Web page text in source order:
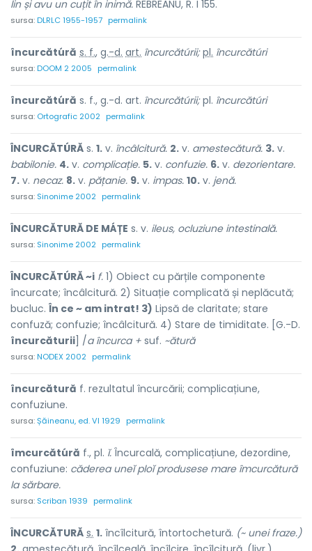
lin și avu un cuțit în inimă. REBREANU, R. I 155.
sursa:DLRLC 1955-1957 permalink
încurcătúră s. f., g.-d. art. încurcătúrii; pl. încurcătúri
sursa:DOOM 2 2005 permalink
încurcătúră s. f., g.-d. art. încurcătúrii;pl. încurcătúri
sursa: Ortografic 2002 permalink
ÎNCURCĂTÚRĂ s. 1. v. încâlcitură. 2. v. amestecătură. 3. v.
babilonie. 4. v. complicație. 5. v. confuzie. 6. v. dezorientare.
7. v. necaz. 8. v. pățanie. 9. v. impas. 10. v. jenă.
sursa: Sinonime 2002 permalink
ÎNCURCĂTURĂ DE MÁȚE s. v. ileus, ocluziune intestinală.
sursa: Sinonime 2002 permalink
ÎNCURCĂTÚRĂ ~i f. 1) Obiect cu părțile componente
încurcate; încâlcitură. 2) Situație complicată și neplăcută;
bucluc. În ce ~ am intrat! 3) Lipsă de claritate; stare
confuză; confuzie; încâlcitură. 4) Stare de timiditate. [G.-D.
încurcăturii ] /a încurca + suf. ~ătură
sursa:NODEX 2002 permalink
încurcătură f. rezultatul încurcării; complicațiune,
confuziune.
sursa:Șăineanu, ed. VI 1929 permalink
îmcurcătúră f., pl. ĭ. Încurcală, complicațiune, dezordine,
confuziune: căderea uneĭ ploĭ produsese mare îmcurcătură
la sărbare.
sursa: Scriban 1939 permalink
ÎNCURCĂTURĂ s. 1. încîlcitură, întortochetură. (~ unei fraze.)